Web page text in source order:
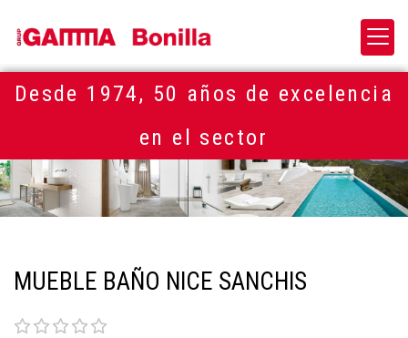
Desde 1974, 50 años de excelencia
en el sector
MUEBLE BAÑO NICE SANCHIS